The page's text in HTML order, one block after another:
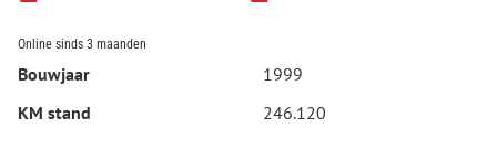
Online sinds 3 maanden
Bouwjaar
1999
KM stand
246.120